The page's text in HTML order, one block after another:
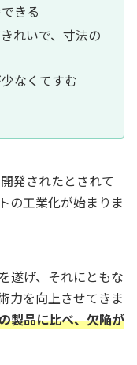
きる
れいで、寸法の
なくてすむ
発されたとされて
の工業化が始まりま
遂げ、それにともな
力を向上させてきま
製品に比べ、欠陥が